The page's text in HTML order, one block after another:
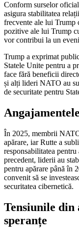
Conform surselor
asigura stabilitatea
frecvente ale lui Trump
pozitive ale lui Trump
vor contribui la un
Trump a exprimat
Statele Unite pentru a
face fără beneficii
și alți lideri NATO au
de securitate pentru
În 2025, membrii
apărare, iar Rutte a
responsabilitatea
precedent, liderii au
pentru apărare până în
convenit să se
securitatea cibernetică.
Tensiunile
speranțe